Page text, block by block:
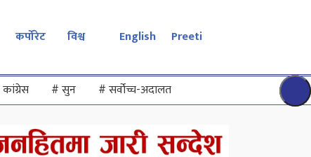
कर्पोरेट विश्व English Preeti
कांग्रेस #सुन #सर्वोच्च-अदालत